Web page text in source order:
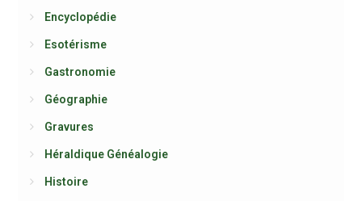
Encyclopédie
Esotérisme
Gastronomie
Géographie
Gravures
Héraldique Généalogie
Histoire